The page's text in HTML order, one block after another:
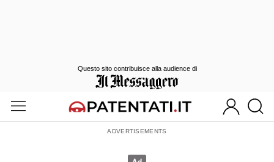
Questo sito contribuisce alla audience di